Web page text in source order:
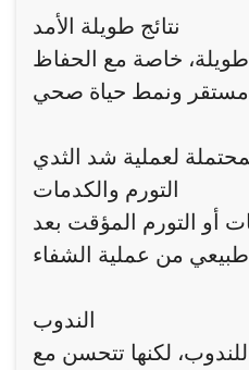
نتائج طويلة الأمد
طويلة، خاصة مع الحفاظ
لعملية شد الثدي
التورم والكدمات
أو التورم المؤقت بعد
الندوب
لكنها تتحسن مع